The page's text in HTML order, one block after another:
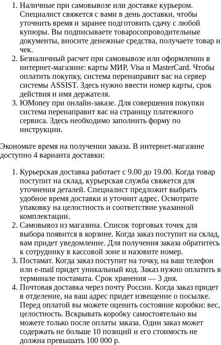
Наличные при самовывозе или доставке курьером.
Специалист свяжется с вами в день доставки, чтобы
уточнить время и заранее подготовить сдачу с любой
купюры. Вы подписываете товаросопроводительные
документы, вносите денежные средства, получаете товар и
чек.
Безналичный расчет при самовывозе или оформлении в
интернет-магазине: карты МИР, Visa и MasterCard. Чтобы
оплатить покупку, система перенаправит вас на сервер
системы ASSIST. Здесь нужно ввести номер карты, срок
действия и имя держателя.
ЮMoney при онлайн-заказе. Для совершения покупки
система перенаправит вас на страницу платежного
сервиса. Здесь необходимо заполнить форму по
инструкции.
Экономьте время на получении заказа. В интернет-магазине
доступно 4 варианта доставки:
Курьерская доставка работает с 9.00 до 19.00. Когда товар
поступит на склад, курьерская служба свяжется для
уточнения деталей. Специалист предложит выбрать
удобное время доставки и уточнит адрес. Осмотрите
упаковку на целостность и соответствие указанной
комплектации.
Самовывоз из магазина. Список торговых точек для
выбора появится в корзине. Когда заказ поступит на склад,
вам придет уведомление. Для получения заказа обратитесь
к сотруднику в кассовой зоне и назовите номер.
Постамат. Когда заказ поступит на точку, на ваш телефон
или e-mail придет уникальный код. Заказ нужно оплатить в
терминале постамата. Срок хранения — 3 дня.
Почтовая доставка через почту России. Когда заказ придет
в отделение, на ваш адрес придет извещение о посылке.
Перед оплатой вы можете оценить состояние коробки: вес,
целостность. Вскрывать коробку самостоятельно вы
можете только после оплаты заказа. Один заказ может
содержать не больше 10 позиций и его стоимость не
должна превышать 100 000 р.